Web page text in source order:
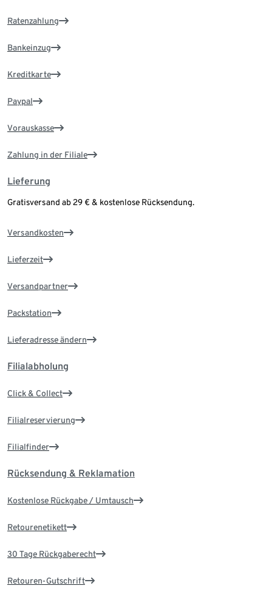
Ratenzahlung
Bankeinzug
Kreditkarte
Paypal
Vorauskasse
Zahlung in der Filiale
Lieferung
Gratisversand ab 29 € & kostenlose Rücksendung.
Versandkosten
Lieferzeit
Versandpartner
Packstation
Lieferadresse ändern
Filialabholung
Click & Collect
Filialreservierung
Filialfinder
Rücksendung & Reklamation
Kostenlose Rückgabe / Umtausch
Retourenetikett
30 Tage Rückgaberecht
Retouren-Gutschrift